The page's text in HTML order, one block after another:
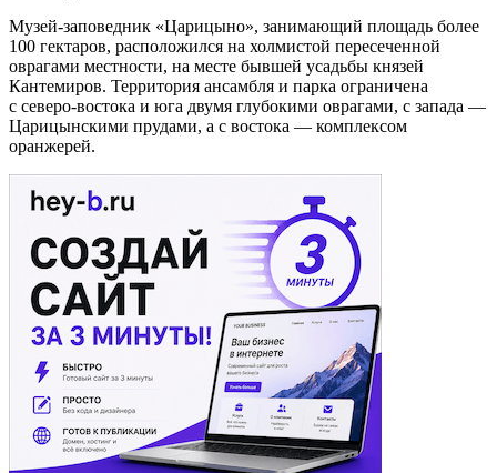
Музей-заповедник «Царицыно», занимающий площадь более
100 гектаров, расположился на холмистой пересеченной
оврагами местности, на месте бывшей усадьбы князей
Кантемиров. Территория ансамбля и парка ограничена
с северо-востока и юга двумя глубокими оврагами, с запада —
Царицынскими прудами, а с востока — комплексом
оранжерей.